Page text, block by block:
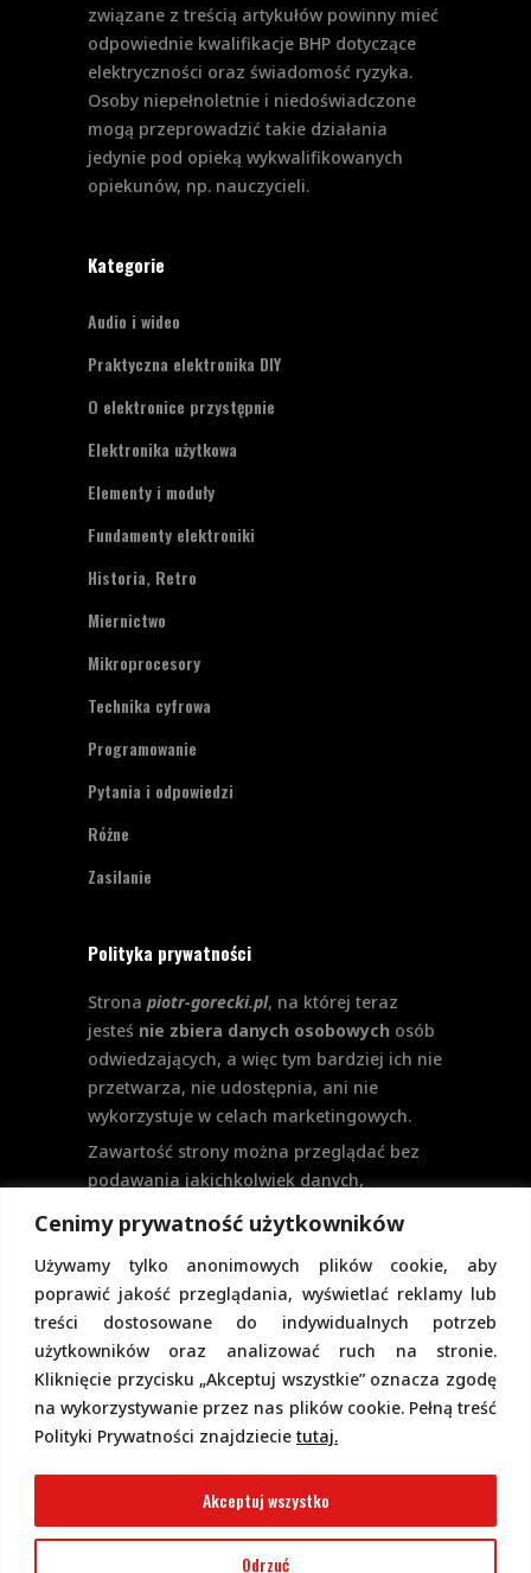
Cenimy prywatność użytkowników
Używamy tylko anonimowych plików cookie, aby
poprawić jakość przeglądania, wyświetlać reklamy lub
treści dostosowane do indywidualnych potrzeb
użytkowników oraz analizować ruch na stronie.
Kliknięcie przycisku „Akceptuj wszystkie” oznacza zgodę
na wykorzystywanie przez nas plików cookie. Pełną treść
Polityki Prywatności znajdziecie tutaj.
Odrzuć
Akceptuj wszystko
związane z treścią artykułów powinny mieć
odpowiednie kwalifikacje BHP dotyczące
elektryczności oraz świadomość ryzyka.
Osoby niepełnoletnie i niedoświadczone
mogą przeprowadzić takie działania
jedynie pod opieką wykwalifikowanych
opiekunów, np. nauczycieli.
Kategorie
Audio i wideo
Praktyczna elektronika DIY
O elektronice przystępnie
Elektronika użytkowa
Elementy i moduły
Fundamenty elektroniki
Historia, Retro
Miernictwo
Mikroprocesory
Technika cyfrowa
Programowanie
Pytania i odpowiedzi
Różne
Zasilanie
Polityka prywatności
Strona piotr-gorecki.pl, na której teraz
jesteś nie zbiera danych osobowych osób
odwiedzających, a więc tym bardziej ich nie
przetwarza, nie udostępnia, ani nie
wykorzystuje w celach marketingowych.
Zawartość strony można przeglądać bez
podawania jakichkolwiek danych,
logowanie. Aktualnie na stronie nie
przewiduje się formularzy kontaktowych
ani systemu komentarzy, co wiązałoby się
z udostępnianiem i przetwarzaniem
danych osobowych.
Pełną politykę prywatności znajdziecie
pod tym linkiem.
Polityka Cookies
2022 Copyright @ Piotr Górecki